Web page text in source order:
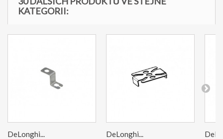
KATEGORII:
DeLonghi... DeLonghi...